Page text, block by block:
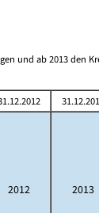
und ab 2013 den
2012 2013